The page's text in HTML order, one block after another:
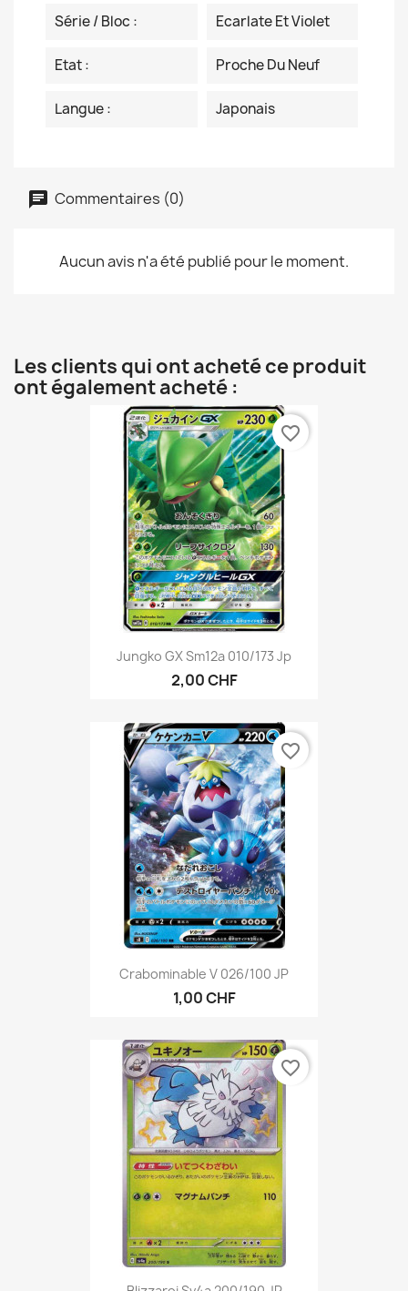
Série / Bloc :
Ecarlate Et Violet
Etat : Proche Du Neuf
Langue : Japonais
Commentaires (0)
Aucun avis n'a été publié pour le moment.
Les clients qui ont acheté ce produit
ont également acheté :
Jungko GX Sm12a 010/173 Jp
2,00 CHF
favorite_border
Crabominable V 026/100 JP
1,00 CHF
favorite_border
favorite_border